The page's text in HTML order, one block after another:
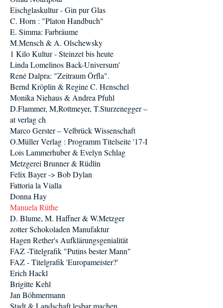
Eischglaskultur - Gin pur Glas
C. Horn : "Platon Handbuch"
E. Simma: Farbräume
M.Mensch & A. Olschewsky
1 Kilo Kultur - Steinzet bis heute
Linda Lomelinos Back-Universum'
René Dalpra: "Zeitraum Örfla".
Bernd Kröplin & Regine C. Henschel
Monika Niehaus & Andrea Pfuhl
D.Flammer, M,Rottmeyer, T.Sturzenegger –
at verlag ch
Marco Gerster – Velbrück Wissenschaft
O.Müller Verlag : Programm Titelseite '17-I
Lois Lammerhuber & Evelyn Schlag
Metzgerei Brunner & Rüdlin
Felix Bayer -> Bob Dylan
Fattoria la Vialla
Donna Hay
Manuela Rüthe
D. Blume, M. Haffner & W.Metzger
zotter Schokoladen Manufaktur
Hagen Rether's Aufklärungsgenialität
FAZ -Titelgrafik "Putins bester Mann"
FAZ - Titelgrafik 'Europameister?'
Erich Hackl
Brigitte Kehl
Jan Böhmermann
Stadt & Landschaft lesbar machen